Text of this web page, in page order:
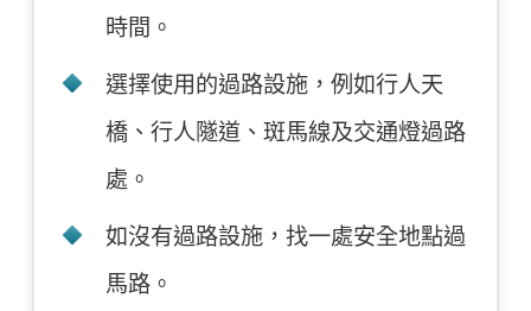
時間。
選擇使用的過路設施，例如行人天
橋、行人隧道、斑馬線及交通燈過路
處。
如沒有過路設施，找一處安全地點過
馬路。